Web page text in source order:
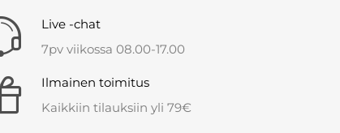
Live -chat
7pv viikossa 08.00-17.00
Ilmainen toimitus
Kaikkiin tilauksiin yli 79€